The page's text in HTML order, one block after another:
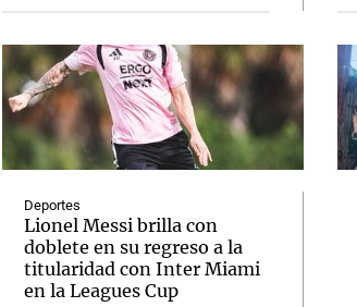
Deportes
Lionel Messi brilla con
doblete en su regreso a la
titularidad con Inter Miami
en la Leagues Cup
Arequito Cadena 3 en Groenlandia